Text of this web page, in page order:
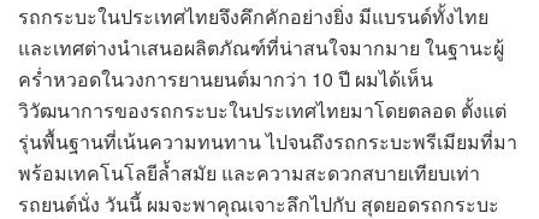
รถกระบะในประเทศไทยจึงคึกคักอย่างยิ่ง มีแบรนด์ทั้งไทย
และเทศต่างนำเสนอผลิตภัณฑ์ที่น่าสนใจมากมาย ในฐานะผู้
คร่ำหวอดในวงการยานยนต์มากว่า 10 ปี ผมได้เห็น
วิวัฒนาการของรถกระบะในประเทศไทยมาโดยตลอด ตั้งแต่
รุ่นพื้นฐานที่เน้นความทนทาน ไปจนถึงรถกระบะพรีเมียมที่มา
พร้อมเทคโนโลยีล้ำสมัย และความสะดวกสบายเทียบเท่า
รถยนต์นั่ง วันนี้ ผมจะพาคุณเจาะลึกไปกับ สุดยอดรถกระบะ